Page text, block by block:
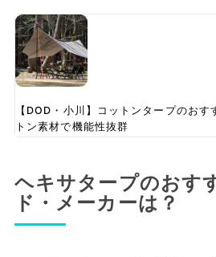
【DOD・小川】コットンタープのお
トン素材で機能性抜群
ヘキサタープのおす
ド・メーカーは？